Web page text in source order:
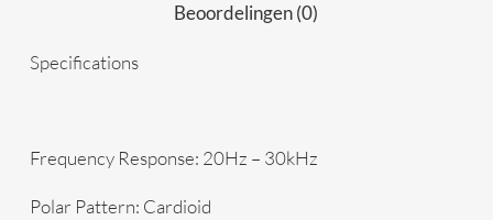
Beoordelingen (0)
Specifications
Frequency Response: 20Hz – 30kHz
Polar Pattern: Cardioid